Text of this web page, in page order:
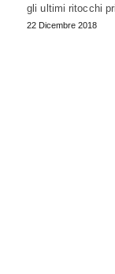
gli ultimi ritocchi
22 Dicembre 2018